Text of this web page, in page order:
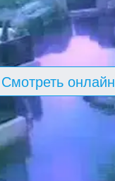
Смотреть онлайн